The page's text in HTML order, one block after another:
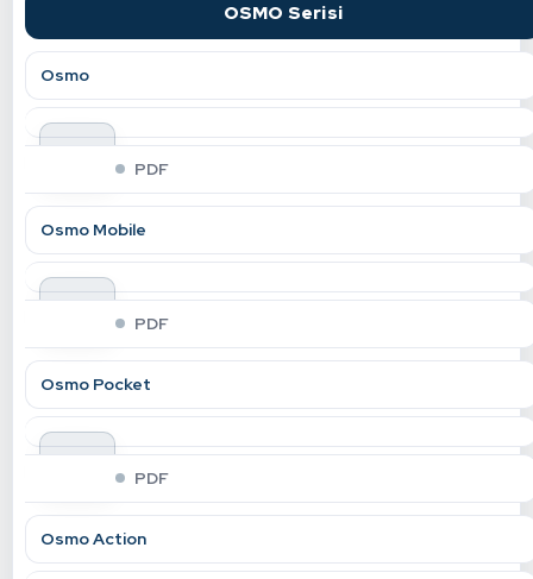
OSMO Serisi
Osmo
indir
PDF
Osmo Mobile
indir
PDF
Osmo Pocket
indir
PDF
Osmo Action